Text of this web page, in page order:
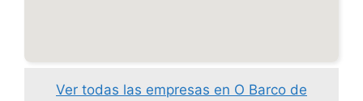
Ver todas las empresas en O Barco de